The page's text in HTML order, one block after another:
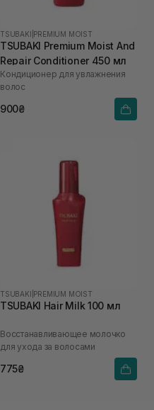
TSUBAKI PREMIUM MOIST
TSUBAKI Premium Moist And
Repair Conditioner 450 мл
Кондиционер для увлажнения
волос
900₴
TSUBAKI PREMIUM MOIST
TSUBAKI Hair Milk 100 мл
Восстанавливающее молочко
для ухода за волосами
775₴